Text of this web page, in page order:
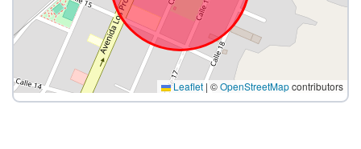
Leaflet | ©OpenStreetMapcontributors